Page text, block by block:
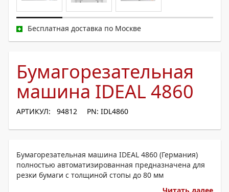
Бесплатная доставка по Москве
Бумагорезательная
машина IDEAL 4860
АРТИКУЛ: 94812 PN: IDL4860
Бумагорезательная машина IDEAL 4860 (Германия)
полностью автоматизированная предназначена для
резки бумаги с толщиной стопы до 80 мм